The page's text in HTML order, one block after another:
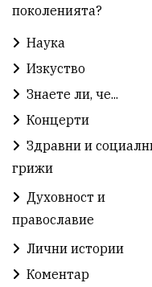
Безплатни прегледи
Зелена Енергия
Книги
Ден на народните
Детски градини
Разрушеното
Избори 2026
поколенията?
Наука
Изкуство
Знаете ли, че...
Концерти
Здравни и
грижи
Духовност и
православие
Лични истории
Коментар